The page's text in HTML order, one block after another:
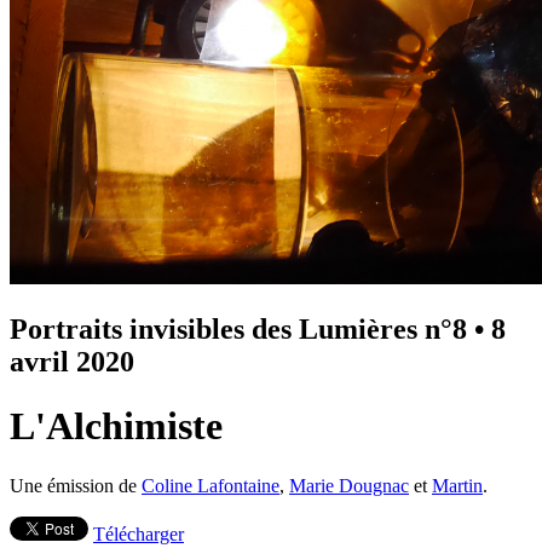
Portraits invisibles des Lumières n°8 • 8
avril 2020
L'Alchimiste
Une émission de Coline Lafontaine, Marie Dougnac et Martin.
Télécharger